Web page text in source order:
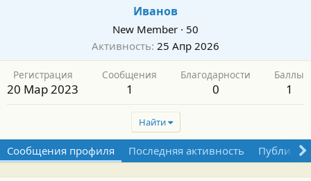
Иванов
New Member · 50
Активность 25 Апр 2026
Регистрация
20 Мар 2023
Сообщения
1
Благодарности
0
Баллы
1
Найти
Сообщения профиля Последняя активность